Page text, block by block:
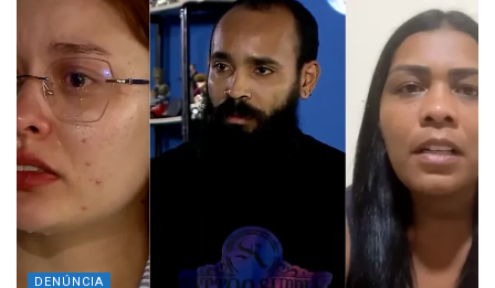
DENÚNCIA